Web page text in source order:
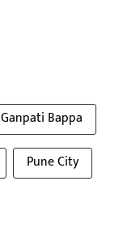
Ganpati Bappa
Pune City